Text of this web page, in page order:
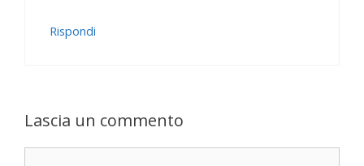
Rispondi
Lascia un commento